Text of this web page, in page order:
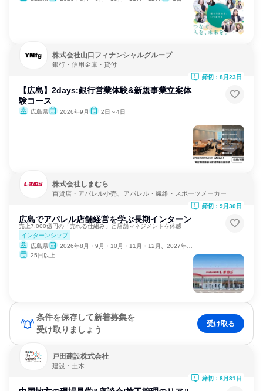
株式会社山口フィナンシャルグループ
銀行・信用金庫・貸付
【広島】2days:銀行営業体験&新規事業立案体
験コース
広島県 2026年9月 2日～4日
締切：8月23日
株式会社しまむら
百貨店・アパレル小売、アパレル・繊維・スポーツメーカー
広島でアパレル店舗経営を学ぶ長期インターン
売上7,000億円の「売れる仕組み」と店舗マネジメントを体感
インターンシップ
広島県
2026年8月・9月・10月・11月・12月、2027年1月
25日以上
締切：9月30日
条件を保存して新着募集を
受け取りましょう
受け取る
戸田建設株式会社
建設・土木
締切：8月31日